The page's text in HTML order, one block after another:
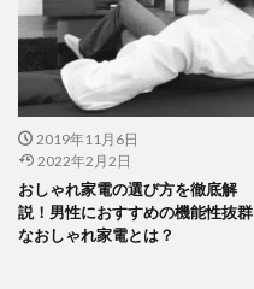
2019年11月6日
2022年2月2日
おしゃれ家電の選び方を徹底解
説！男性におすすめの機能性抜群
なおしゃれ家電とは？